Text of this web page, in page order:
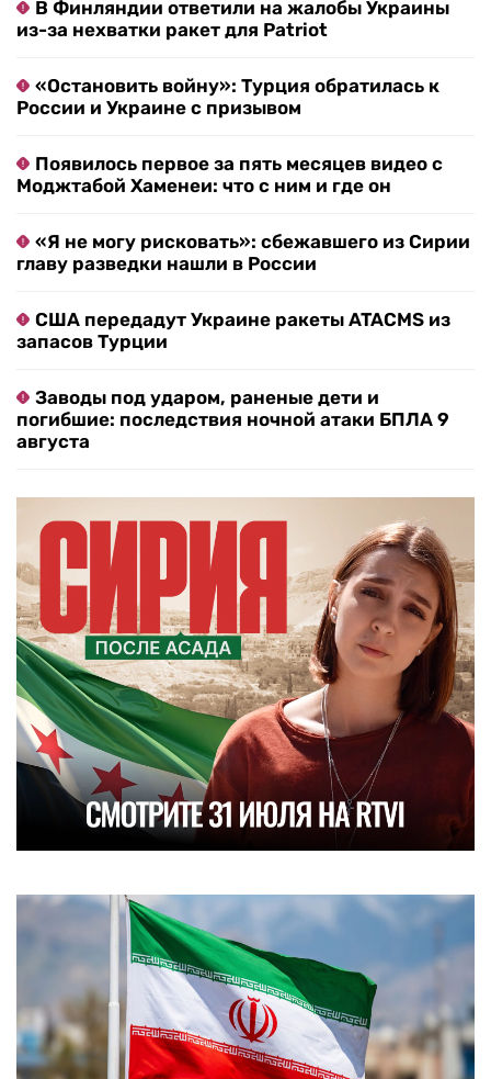
В Финляндии ответили на жалобы Украины
из-за нехватки ракет для Patriot
«Остановить войну»: Турция обратилась к
России и Украине с призывом
Появилось первое за пять месяцев видео с
Моджтабой Хаменеи: что с ним и где он
«Я не могу рисковать»: сбежавшего из Сирии
главу разведки нашли в России
США передадут Украине ракеты ATACMS из
запасов Турции
Заводы под ударом, раненые дети и
погибшие: последствия ночной атаки БПЛА 9
августа